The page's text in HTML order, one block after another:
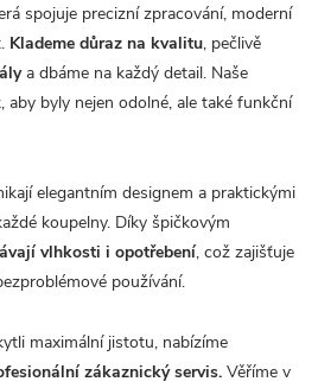
spojuje precizní zpracování, moderní
Klademe důraz na kvalitu, pečlivě
a dbáme na každý detail. Naše
byly nejen odolné, ale také funkční
elegantním designem a praktickými
koupelny. Díky špičkovým
vlhkosti i opotřebení, což zajišťuje
používání.
maximální jistotu, nabízíme
zákaznický servis. Věříme v